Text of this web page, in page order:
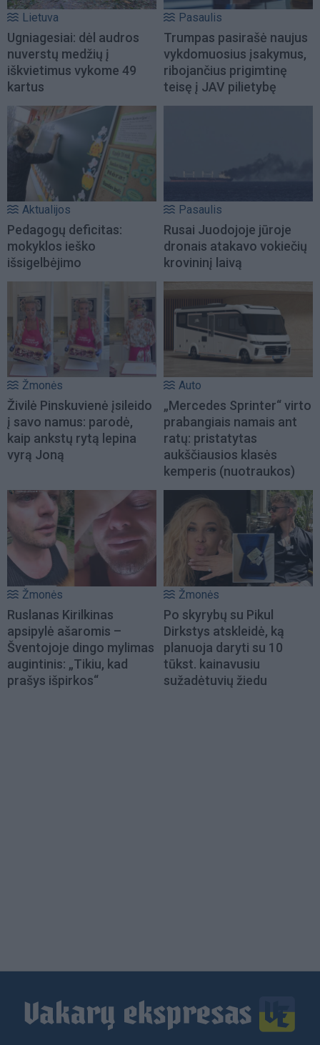
Lietuva
Ugniagesiai: dėl audros
nuverstų medžių į
iškvietimus vykome 49
kartus
Pasaulis
Trumpas pasirašė naujus
vykdomuosius įsakymus,
ribojančius prigimtinę
teisę į JAV pilietybę
Aktualijos
Pedagogų deficitas:
mokyklos ieško
išsigelbėjimo
Pasaulis
Rusai Juodojoje jūroje
dronais atakavo vokiečių
krovininį laivą
Žmonės
Živilė Pinskuvienė įsileido
į savo namus: parodė,
kaip ankstų rytą lepina
vyrą Joną
Auto
„Mercedes Sprinter“ virto
prabangiais namais ant
ratų: pristatytas
aukščiausios klasės
kemperis (nuotraukos)
Žmonės
Ruslanas Kirilkinas
apsipylė ašaromis –
Šventojoje dingo mylimas
augintinis: „Tikiu, kad
prašys išpirkos“
Žmonės
Po skyrybų su Pikul
Dirkstys atskleidė, ką
planuoja daryti su 10
tūkst. kainavusiu
sužadėtuvių žiedu